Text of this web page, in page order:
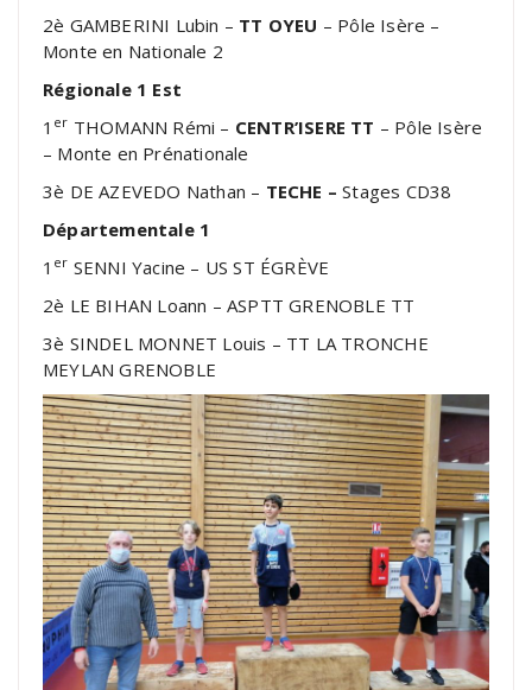
2è GAMBERINI Lubin – TT OYEU – Pôle Isère –
Monte en Nationale 2
Régionale 1 Est
1 er THOMANN Rémi – CENTR’ISERE TT – Pôle Isère
– Monte en Prénationale
3è DE AZEVEDO Nathan – TECHE –Stages CD38
Départementale 1
1 er SENNI Yacine – US ST ÉGRÈVE
2è LE BIHAN Loann – ASPTT GRENOBLE TT
3è SINDEL MONNET Louis – TT LA TRONCHE
MEYLAN GRENOBLE